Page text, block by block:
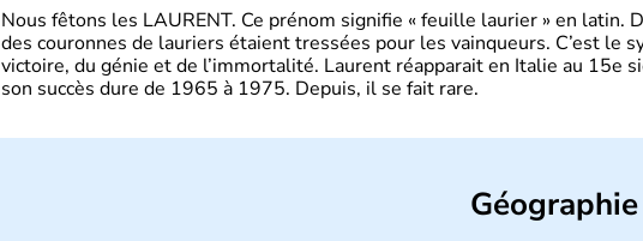
Nous fêtons les LAURENT. Ce prénom signifie « feuille laurier » en latin.
des couronnes de lauriers étaient tressées pour les vainqueurs. C’est le
victoire, du génie et de l’immortalité. Laurent réapparait en Italie au 15e
son succès dure de 1965 à 1975. Depuis, il se fait rare.